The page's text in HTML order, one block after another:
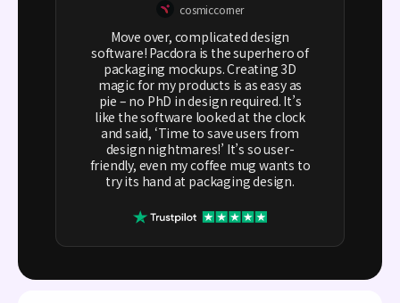
cosmiccorner
Move over, complicated design
software! Pacdora is the superhero of
packaging mockups. Creating 3D
magic for my products is as easy as
pie – no PhD in design required. It’s
like the software looked at the clock
and said, ‘Time to save users from
design nightmares!’ It’s so user-
friendly, even my coffee mug wants to
try its hand at packaging design.